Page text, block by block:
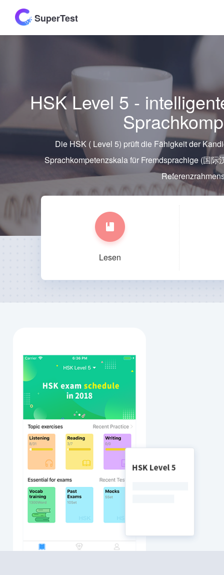
SuperTest
HSK Level 5 -
Die HSK ( Level 5) prüft die Fähigkeit der
Sprachkompetenzskala für Fremdsprachige (国
Lesen